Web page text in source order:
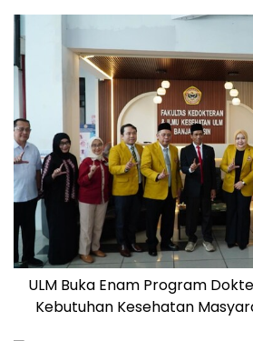
ULM Buka Enam Program
Kebutuhan Kesehatan